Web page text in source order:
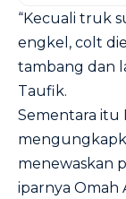
“Kecuali truk
engkel, colt
tambang dan
Taufik.
Sementara itu
menewaskan
iparnya Omah